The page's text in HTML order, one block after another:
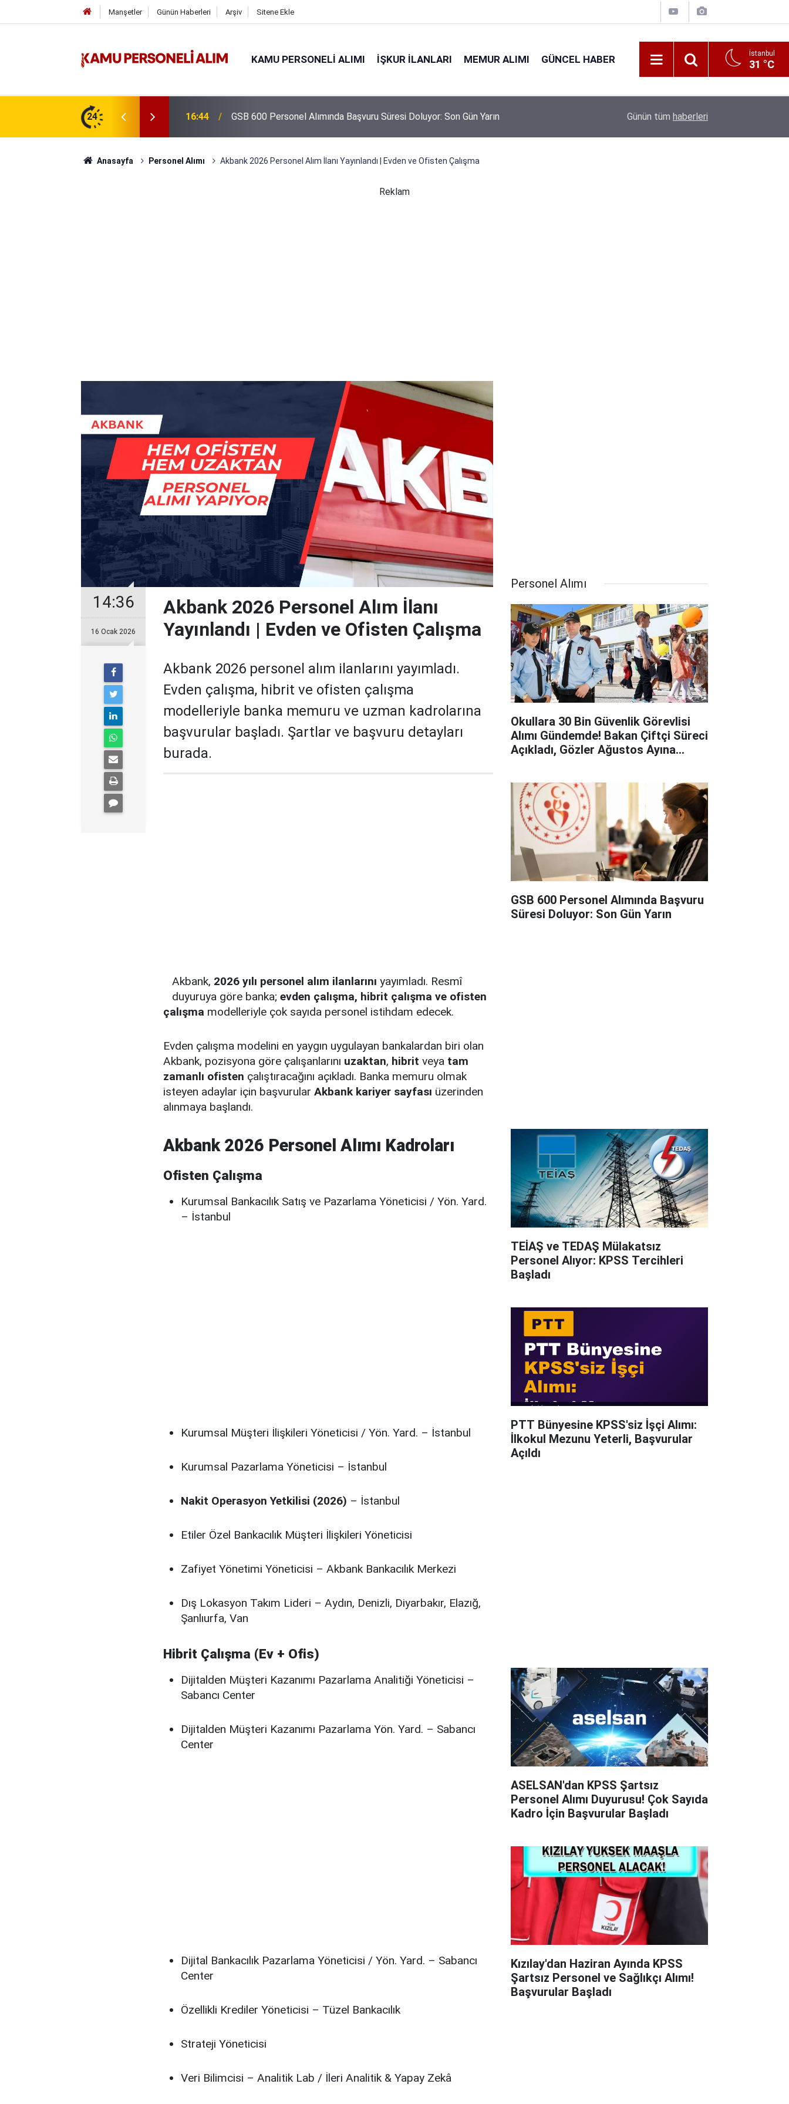
Manşetler Günün Haberleri Arşiv Sitene Ekle
KAMU PERSONELI ALIMI İŞKUR İLANLARI MEMUR ALIMI GÜNCEL HABER İstanbul
31 °C
24
Gündemde! Bakan Çiftçi Süreci
16:44 GSB 600 Personel Alımında Başvuru Süresi Doluyor: Son Gün Yarın Kıyı Emniyeti Genel Müdürlüğü 26 İşçi Alımı
Günün tüm haberleri
Anasayfa Personel Alımı Akbank 2026 Personel Alım İlanı Yayınlandı | Evden ve Ofisten Çalışma
Reklam
14:36
16 Ocak 2026
Akbank 2026 Personel Alım İlanı
Yayınlandı | Evden ve Ofisten Çalışma
Akbank 2026 personel alım ilanlarını yayımladı.
Evden çalışma, hibrit ve ofisten çalışma
modelleriyle banka memuru ve uzman kadrolarına
başvurular başladı. Şartlar ve başvuru detayları
burada.
Akbank, 2026 yılı personel alım ilanlarını yayımladı. Resmî
duyuruya göre banka; evden çalışma, hibrit çalışma ve ofisten
çalışma modelleriyle çok sayıda personel istihdam edecek.
Evden çalışma modelini en yaygın uygulayan bankalardan biri olan
Akbank, pozisyona göre çalışanlarını uzaktan, hibrit veya tam
zamanlı ofisten çalıştıracağını açıkladı. Banka memuru olmak
isteyen adaylar için başvurular Akbank kariyer sayfası üzerinden
alınmaya başlandı.
Akbank 2026 Personel Alımı Kadroları
Ofisten Çalışma
Kurumsal Bankacılık Satış ve Pazarlama Yöneticisi / Yön. Yard.
– İstanbul
Kurumsal Müşteri İlişkileri Yöneticisi / Yön. Yard. – İstanbul
Kurumsal Pazarlama Yöneticisi – İstanbul
Nakit Operasyon Yetkilisi (2026) – İstanbul
Etiler Özel Bankacılık Müşteri İlişkileri Yöneticisi
Zafiyet Yönetimi Yöneticisi – Akbank Bankacılık Merkezi
Dış Lokasyon Takım Lideri – Aydın, Denizli, Diyarbakır, Elazığ,
Şanlıurfa, Van
Hibrit Çalışma (Ev + Ofis)
Dijitalden Müşteri Kazanımı Pazarlama Analitiği Yöneticisi –
Sabancı Center
Dijitalden Müşteri Kazanımı Pazarlama Yön. Yard. – Sabancı
Center
Dijital Bankacılık Pazarlama Yöneticisi / Yön. Yard. – Sabancı
Center
Özellikli Krediler Yöneticisi – Tüzel Bankacılık
Strateji Yöneticisi
Veri Bilimcisi – Analitik Lab / İleri Analitik & Yapay Zekâ
Personel Alımı
Okullara 30 Bin Güvenlik Görevlisi
Alımı Gündemde! Bakan Çiftçi Süreci
Açıkladı, Gözler Ağustos Ayına
GSB 600 Personel Alımında Başvuru
Süresi Doluyor: Son Gün Yarın
TEİAŞ ve TEDAŞ Mülakatsız
Personel Alıyor: KPSS Tercihleri
Başladı
PTT Bünyesine KPSS'siz İşçi Alımı:
İlkokul Mezunu Yeterli, Başvurular
Açıldı
ASELSAN'dan KPSS Şartsız
Personel Alımı Duyurusu! Çok Sayıda
Kadro İçin Başvurular Başladı
Kızılay'dan Haziran Ayında KPSS
Şartsız Personel ve Sağlıkçı Alımı!
Başvurular Başladı